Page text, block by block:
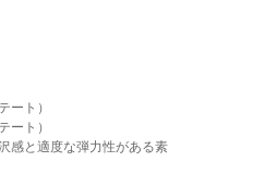
ート）
ート）
感と適度な弾力性がある素